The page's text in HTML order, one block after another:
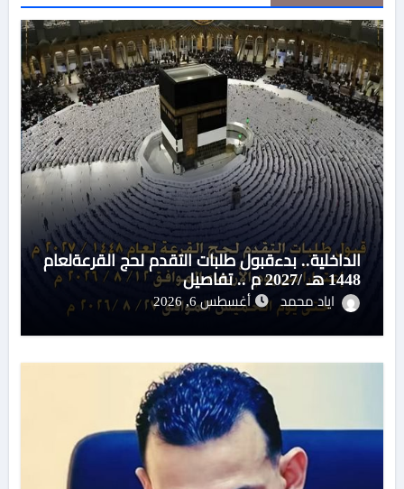
الداخلية.. بدءقبول طلبات التقدم لحج القرعةلعام
1448 هـ /2027 م .. تفاصيل
اياد محمد أغسطس 6, 2026